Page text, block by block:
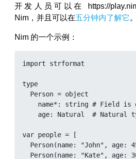
开发人员可以在 https://
Nim，并且可以在五分钟内了解它 。
Nim 的一个示例：
import strformat
type
  Person = object
name*: string # Field is
age: Natural  # Natural
var people = [
Person(name: "John", age:
Person(name: "Kate", age: